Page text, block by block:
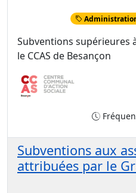
Subventions supérieures
le CCAS de Besançon
Subventions aux
attribuées par le